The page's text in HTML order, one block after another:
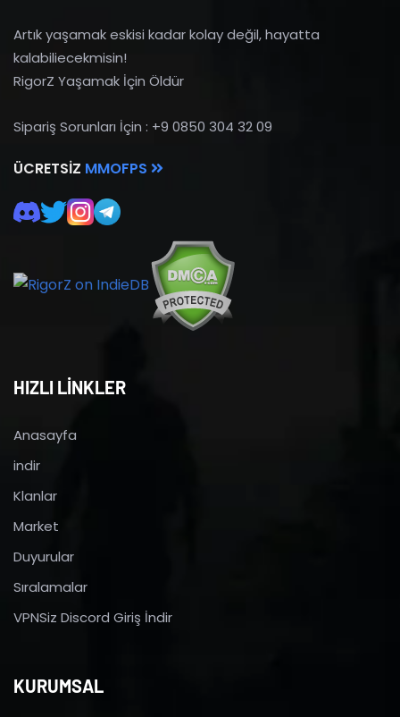
Artık yaşamak eskisi kadar kolay değil, hayatta
kalabiliecekmisin!
RigorZ Yaşamak İçin Öldür
Sipariş Sorunları İçin : +9 0850 304 32 09
ÜCRETSIZ MMOFPS
HIZLI LİNKLER
Anasayfa
indir
Klanlar
Market
Duyurular
Sıralamalar
VPNSiz Discord Giriş İndir
KURUMSAL